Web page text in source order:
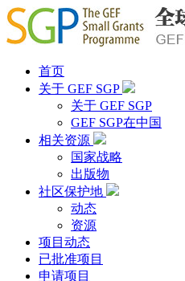
首页
关于 GEF SGP
关于 GEF SGP
GEF SGP在中国
相关资源
国家战略
出版物
社区保护地
动态
资源
项目动态
已批准项目
申请项目